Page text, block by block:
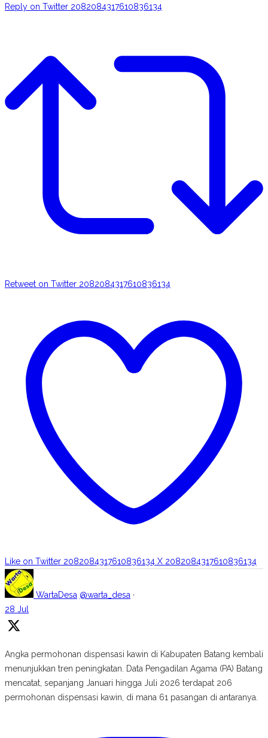
Reply on Twitter 2082084317610836134
Retweet on Twitter 2082084317610836134
Like on Twitter 2082084317610836134 X 2082084317610836134
WartaDesa @warta_desa ·
28 Jul
Angka permohonan dispensasi kawin di Kabupaten Batang kembali
menunjukkan tren peningkatan. Data Pengadilan Agama (PA) Batang
mencatat, sepanjang Januari hingga Juli 2026 terdapat 206
permohonan dispensasi kawin, di mana 61 pasangan di antaranya.